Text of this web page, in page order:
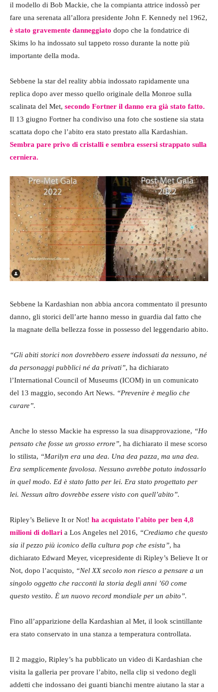
il modello di Bob Mackie, che la compianta attrice indossò per
fare una serenata all’allora presidente John F. Kennedy nel 1962,
è stato gravemente danneggiato dopo che la fondatrice di
Skims lo ha indossato sul tappeto rosso durante la notte più
importante della moda.
Sebbene la star del reality abbia indossato rapidamente una
replica dopo aver messo quello originale della Monroe sulla
scalinata del Met, secondo Fortner il danno era già stato fatto.
Il 13 giugno Fortner ha condiviso una foto che sostiene sia stata
scattata dopo che l’abito era stato prestato alla Kardashian.
Sembra pare privo di cristalli e sembra essersi strappato sulla
cerniera.
Sebbene la Kardashian non abbia ancora commentato il presunto
danno, gli storici dell’arte hanno messo in guardia dal fatto che
la magnate della bellezza fosse in possesso del leggendario abito.
“Gli abiti storici non dovrebbero essere indossati da nessuno, né
da personaggi pubblici né da privati”, ha dichiarato
l’International Council of Museums (ICOM) in un comunicato
del 13 maggio, secondo Art News. “Prevenire è meglio che
curare”.
Anche lo stesso Mackie ha espresso la sua disapprovazione, “Ho
pensato che fosse un grosso errore”, ha dichiarato il mese scorso
lo stilista, “Marilyn era una dea. Una dea pazza, ma una dea.
Era semplicemente favolosa. Nessuno avrebbe potuto indossarlo
in quel modo. Ed è stato fatto per lei. Era stato progettato per
lei. Nessun altro dovrebbe essere visto con quell’abito”.
Ripley’s Believe It or Not! ha acquistato l’abito per ben 4,8
milioni di dollari a Los Angeles nel 2016, “Crediamo che questo
sia il pezzo più iconico della cultura pop che esista”, ha
dichiarato Edward Meyer, vicepresidente di Ripley’s Believe It or
Not, dopo l’acquisto, “Nel XX secolo non riesco a pensare a un
singolo oggetto che racconti la storia degli anni ’60 come
questo vestito. È un nuovo record mondiale per un abito”.
Fino all’apparizione della Kardashian al Met, il look scintillante
era stato conservato in una stanza a temperatura controllata.
Il 2 maggio, Ripley’s ha pubblicato un video di Kardashian che
visita la galleria per provare l’abito, nella clip si vedono degli
addetti che indossano dei guanti bianchi mentre aiutano la star a